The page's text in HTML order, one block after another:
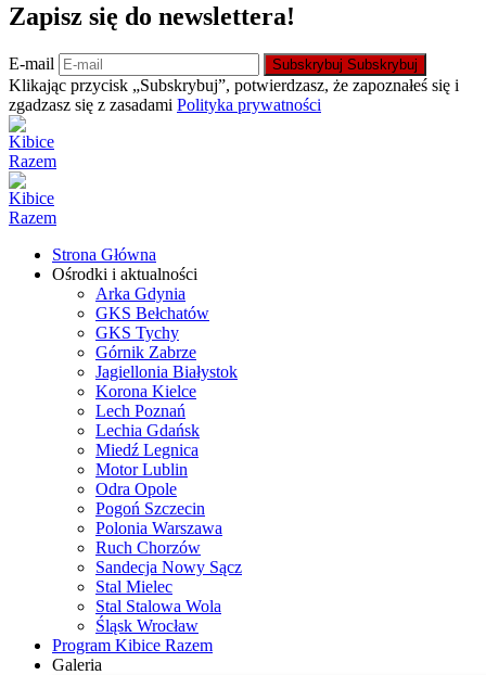
Zapisz się do newslettera!
E-mail Subskrybuj Subskrybuj
Klikając przycisk „Subskrybuj”, potwierdzasz, że zapoznałeś się i
zgadzasz się z zasadami Polityka prywatności
Strona Główna
Ośrodki i aktualności
Arka Gdynia
GKS Bełchatów
GKS Tychy
Górnik Zabrze
Jagiellonia Białystok
Korona Kielce
Lech Poznań
Lechia Gdańsk
Miedź Legnica
Motor Lublin
Odra Opole
Pogoń Szczecin
Polonia Warszawa
Ruch Chorzów
Sandecja Nowy Sącz
Stal Mielec
Stal Stalowa Wola
Śląsk Wrocław
Program Kibice Razem
Galeria